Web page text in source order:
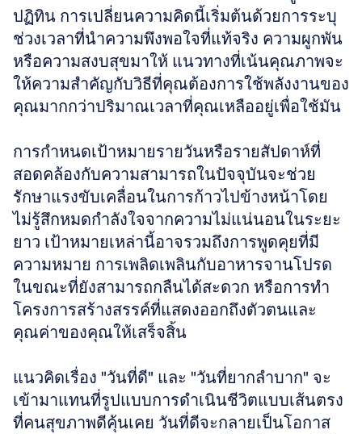
ปฏิทิน การเปลี่ยนความคิดนี้เริ่มต้นด้วยการระบุ
ช่วงเวลาที่นำความพึงพอใจที่แท้จริง ความผูกพัน
หรือความสงบสุขมาให้ แนวทางที่เน้นคุณภาพจะ
ให้ความสำคัญกับวิธีที่คุณต้องการใช้พลังงานของ
คุณมากกว่าปริมาณเวลาที่คุณเหลืออยู่เพื่อใช้มัน
การกำหนดเป้าหมายรายวันหรือรายสัปดาห์ที่
สอดคล้องกับความสามารถในปัจจุบันจะช่วย
รักษาแรงขับเคลื่อนในการก้าวไปข้างหน้าโดย
ไม่รู้สึกหมดกำลังใจจากความไม่แน่นอนในระยะ
ยาว เป้าหมายเหล่านี้อาจรวมถึงการพูดคุยที่มี
ความหมาย การเพลิดเพลินกับอาหารจานโปรด
ในขณะที่ยังสามารถกลืนได้สะดวก หรือการทำ
โครงการสร้างสรรค์ที่แสดงออกถึงตัวตนและ
คุณค่าของคุณให้เสร็จสิ้น
แนวคิดเรื่อง "วันที่ดี" และ "วันที่ยากลำบาก" จะ
เข้ามาแทนที่รูปแบบการดำเนินชีวิตแบบเส้นตรง
ที่คนสุขภาพดีคุ้นเคย วันที่ดีจะกลายเป็นโอกาส